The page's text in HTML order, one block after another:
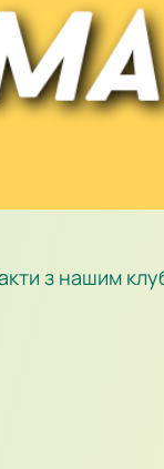
з нашим